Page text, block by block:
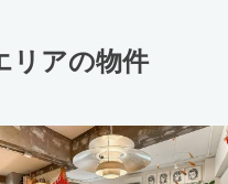
リアの物件